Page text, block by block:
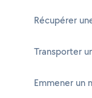
Récupérer
Transporter
Emmener un